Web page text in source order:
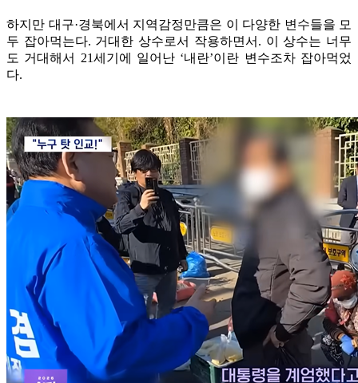
하지만 대구·경북에서 지역감정만큼은 이 다양한 변수들을 모
두 잡아먹는다. 거대한 상수로서 작용하면서. 이 상수는 너무
도 거대해서 21세기에 일어난 ‘내란’이란 변수조차 잡아먹었
다.